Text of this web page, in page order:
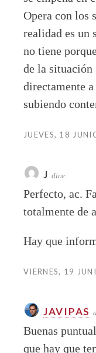
Opera con los
realidad es un
no tiene
de la situación
directamente
subiendo
JUEVES, 18
J dice:
Perfecto, ac.
totalmente de
Hay que
VIERNES, 19
JAVIPAS
Buenas
que hay que